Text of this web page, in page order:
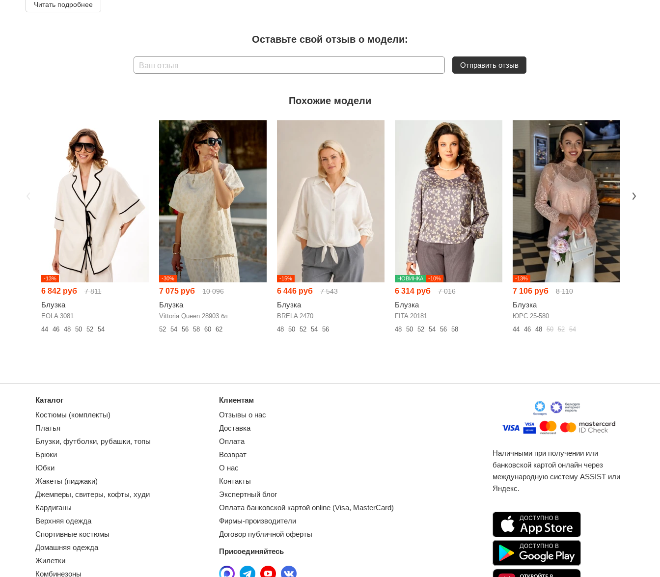
Читать подробнее
Оставьте свой отзыв о модели:
Ваш отзыв Отправить отзыв
Похожие модели
-13%
6 842 руб 7 811
Блузка
EOLA 3081
44
46 48 50 52 54
-30%
7 075 руб 10 096
Блузка
Vittoria Queen 28903 бл
52
54 56 58 60 62
-15%
6 446 руб 7 543
Блузка
BRELA 2470
48
50 52 54 56
НОВИНКА -10%
6 314 руб 7 016
Блузка
FITA 20181
48
50 52 54 56 58
-13%
7 106 руб 8 110
Блузка
ЮРС 25-580
44
46 48 50 52 54
Каталог
Костюмы (комплекты)
Платья
Блузки, футболки, рубашки, топы
Брюки
Юбки
Жакеты (пиджаки)
Джемперы, свитеры, кофты, худи
Кардиганы
Верхняя одежда
Спортивные костюмы
Домашняя одежда
Жилетки
Комбинезоны
Клиентам
Отзывы о нас
Доставка
Оплата
Возврат
О нас
Контакты
Экспертный блог
Оплата банковской картой online (Visa, MasterCard)
Фирмы-производители
Договор публичной оферты
Присоединяйтесь
Наличными при получении или
банковской картой онлайн через
международную систему ASSIST или
Яндекс.